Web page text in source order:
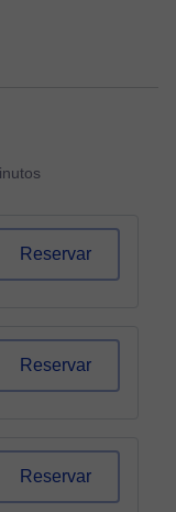
Reservar
Reservar
Reservar